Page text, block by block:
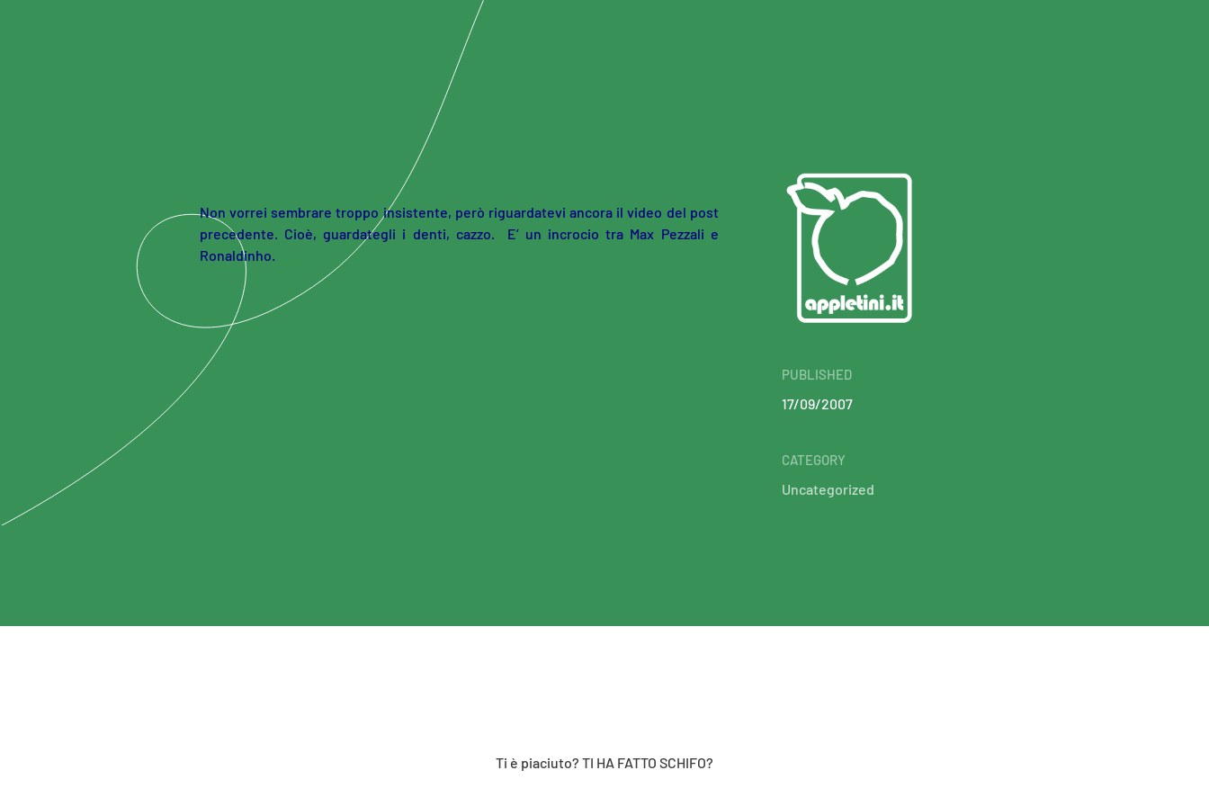
Non vorrei sembrare troppo insistente, però riguardatevi ancora il video del post
precedente. Cioè, guardategli i denti, cazzo. E’ un incrocio tra Max Pezzali e
Ronaldinho.
PUBLISHED
17/09/2007
CATEGORY
Uncategorized
Ti è piaciuto? TI HA FATTO SCHIFO?